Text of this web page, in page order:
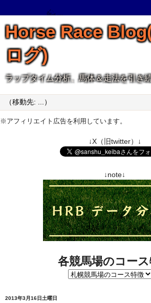
Horse Race
ログ)
ラップタイム分析、馬体＆走法を引き
※アフィリエイト広告を利用しています。
↓X（旧twitter）↓
↓note↓
各競馬場のコー
2013年3月16日土曜日